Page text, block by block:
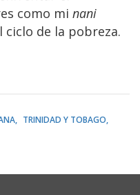
como mi nani
de la pobreza.
TRINIDAD Y TOBAGO